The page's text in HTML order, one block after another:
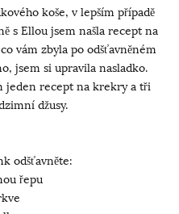
koše, v lepším případě
s Ellou jsem našla recept na
vám zbyla po odšťavněném
jsem si upravila nasladko.
jeden recept na krekry a tři
džusy.
odšťavněte:
řepu